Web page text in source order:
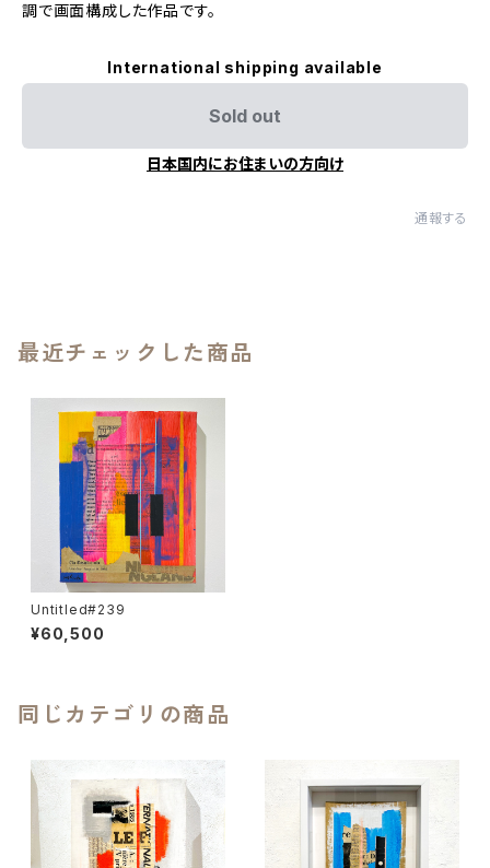
調で画面構成した作品です。
International shipping available
Sold out
日本国内にお住まいの方向け
通報する
最近チェックした商品
Untitled#239
¥60,500
同じカテゴリの商品